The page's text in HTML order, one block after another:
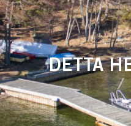
DETTA